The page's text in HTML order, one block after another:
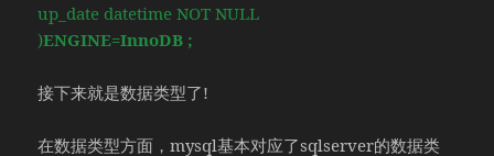
up_date datetime NOT NULL
)ENGINE=InnoDB ;
接下来就是数据类型了!
在数据类型方面，mysql基本对应了sqlserver的数据类